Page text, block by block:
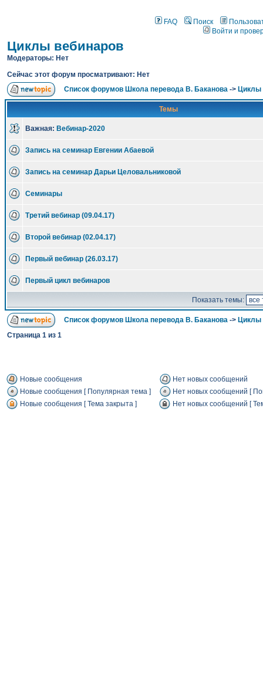
FAQ Поиск
Войти и
Циклы вебинаров
Модераторы: Нет
Сейчас этот форум просматривают: Нет
Список форумов Школа перевода В. Баканова -> Циклы
Темы
Важная: Вебинар-2020
Запись на семинар Евгении Абаевой
Запись на семинар Дарьи Целовальниковой
Семинары
Третий вебинар (09.04.17)
Второй вебинар (02.04.17)
Первый вебинар (26.03.17)
Первый цикл вебинаров
Показать темы:
Список форумов Школа перевода В. Баканова -> Циклы
Страница 1 из 1
Новые сообщения
Нет новых сообщений
Новые сообщения [ Популярная тема ]
Нет новых сообщений [
Новые сообщения [ Тема закрыта ]
Нет новых сообщений [